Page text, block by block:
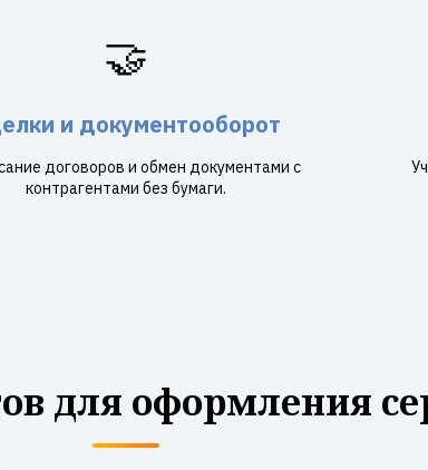
🤝
и документооборот
договоров и обмен документами с
контрагентами без бумаги.
для оформления